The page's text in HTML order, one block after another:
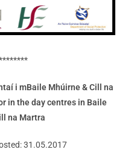
i mBaile Mhúirne & Cill na
in the day centres in Baile
na Martra
31.05.2017